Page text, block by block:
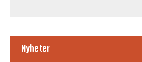
Nyheter